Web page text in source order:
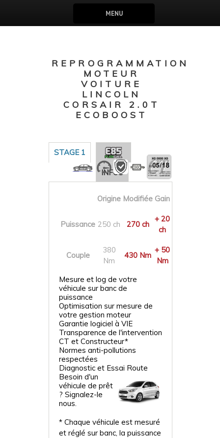
MENU
REPROGRAMMATION
MOTEUR
VOITURE
LINCOLN
CORSAIR 2.0T
ECOBOOST
STAGE 1
INFOS
Origine Modifiée Gain
Puissance 250 ch 270 ch
+ 20
ch
Couple
380
Nm
430 Nm
+ 50
Nm
Mesure et log de votre
véhicule sur banc de
puissance
Optimisation sur mesure de
votre gestion moteur
Garantie logiciel à VIE
Transparence de l'intervention
CT et Constructeur*
Normes anti-pollutions
respectées
Diagnostic et Essai Route
Besoin d'un
véhicule de prêt
? Signalez-le
nous.
* Chaque véhicule est mesuré
et réglé sur banc, la puissance